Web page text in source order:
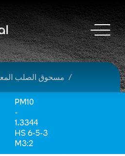
مسحوق الصلب
PM10
-
1.3344
HS 6-5-3
M3:2